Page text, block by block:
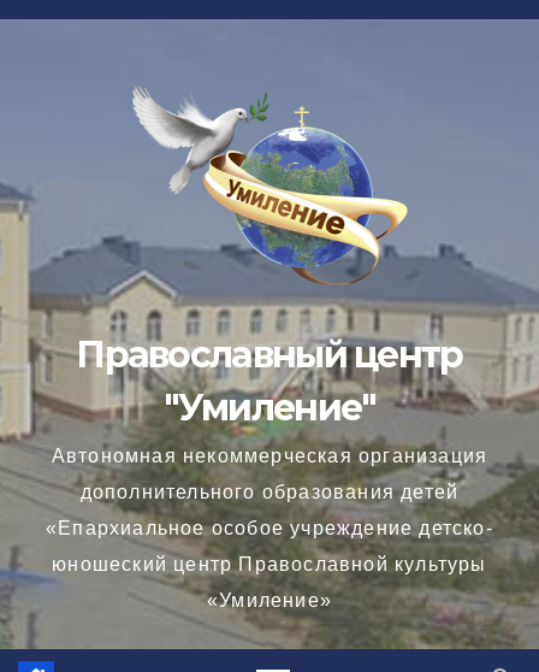
Перейти
Православный центр
"Умиление"
Автономная некоммерческая организация
дополнительного образования детей
«Епархиальное особое учреждение детско-
юношеский центр Православной культуры
«Умиление»